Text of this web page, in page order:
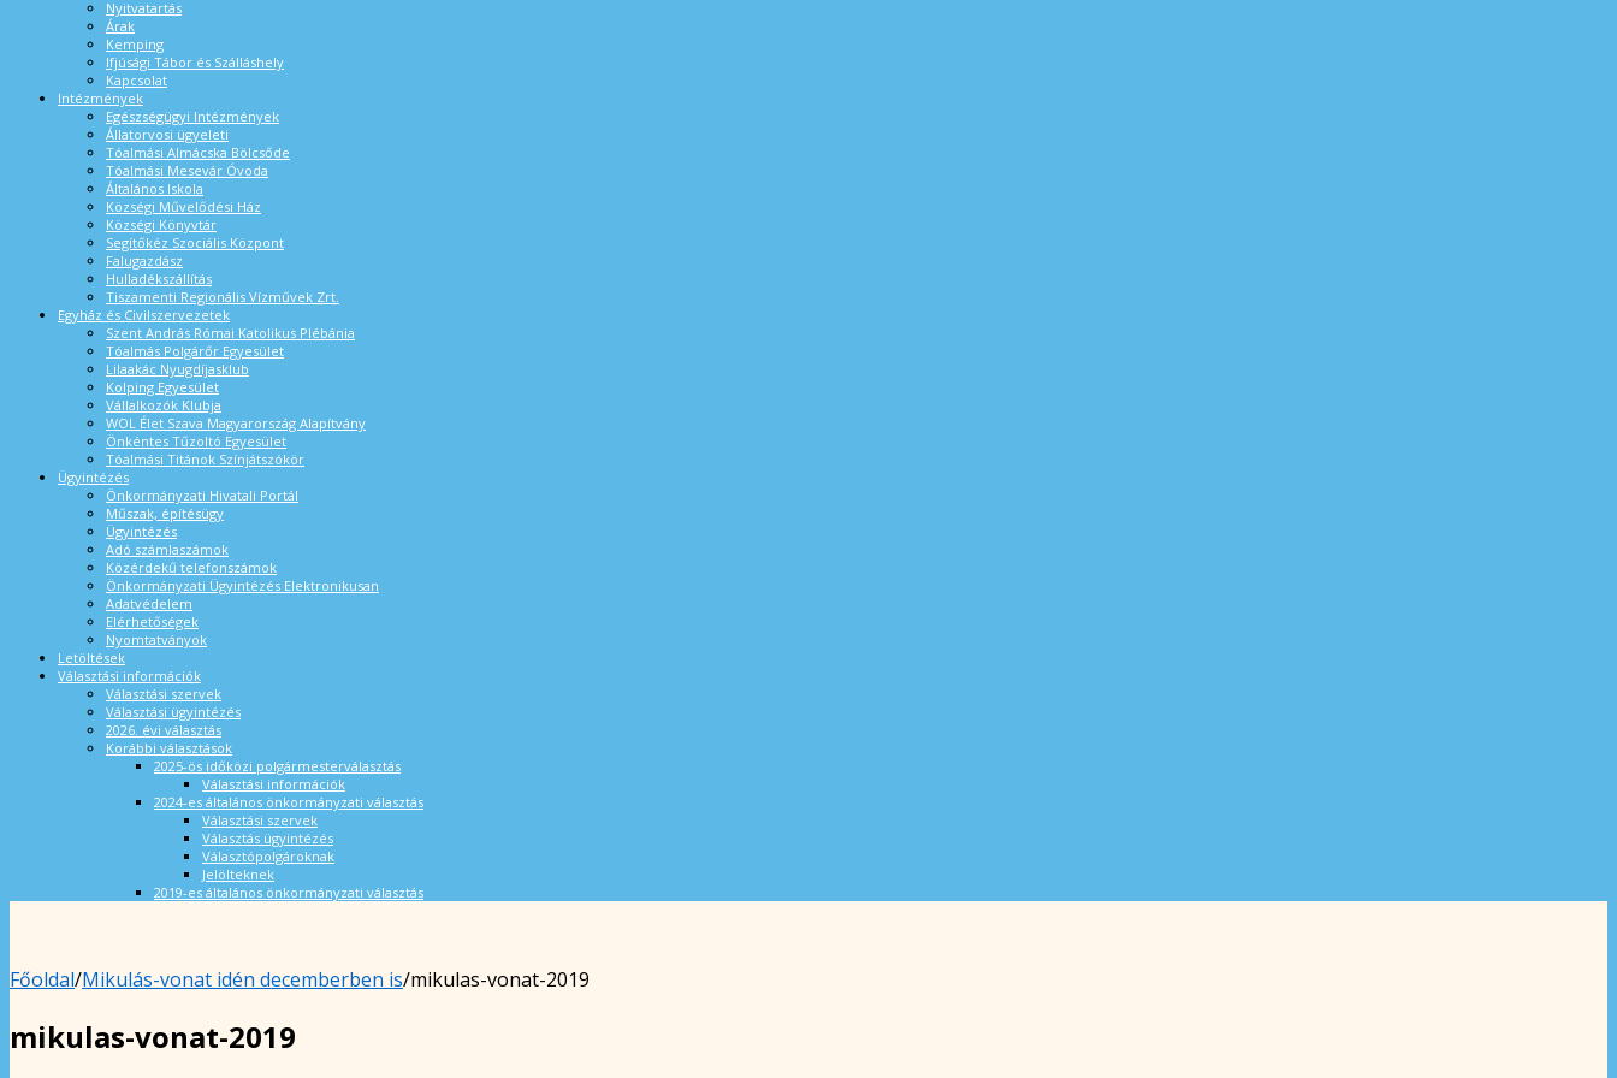
Nyitvatartás
Árak
Kemping
Ifjúsági Tábor és Szálláshely
Kapcsolat
Intézmények
Egészségügyi Intézmények
Állatorvosi ügyeleti
Tóalmási Almácska Bölcsőde
Tóalmási Mesevár Óvoda
Általános Iskola
Községi Művelődési Ház
Községi Könyvtár
Segítőkéz Szociális Központ
Falugazdász
Hulladékszállítás
Tiszamenti Regionális Vízművek Zrt.
Egyház és Civilszervezetek
Szent András Római Katolikus Plébánia
Tóalmás Polgárőr Egyesület
Lilaakác Nyugdíjasklub
Kolping Egyesület
Vállalkozók Klubja
WOL Élet Szava Magyarország Alapítvány
Önkéntes Tűzoltó Egyesület
Tóalmási Titánok Színjátszókör
Ügyintézés
Önkormányzati Hivatali Portál
Műszak, építésügy
Ügyintézés
Adó számlaszámok
Közérdekű telefonszámok
Önkormányzati Ügyintézés Elektronikusan
Adatvédelem
Elérhetőségek
Nyomtatványok
Letöltések
Választási információk
Választási szervek
Választási ügyintézés
2026. évi választás
Korábbi választások
2025-ös időközi polgármesterválasztás
Választási információk
2024-es általános önkormányzati választás
Választási szervek
Választás ügyintézés
Választópolgároknak
Jelölteknek
2019-es általános önkormányzati választás
Főoldal/Mikulás-vonat idén decemberben is/mikulas-vonat-2019
mikulas-vonat-2019